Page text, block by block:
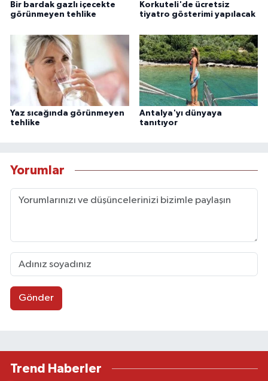
Bir bardak gazlı içecekte
görünmeyen tehlike
Korkuteli'de ücretsiz
tiyatro gösterimi yapılacak
Yaz sıcağında görünmeyen
tehlike
Antalya'yı dünyaya
tanıtıyor
Yorumlar
Gönder
Trend Haberler